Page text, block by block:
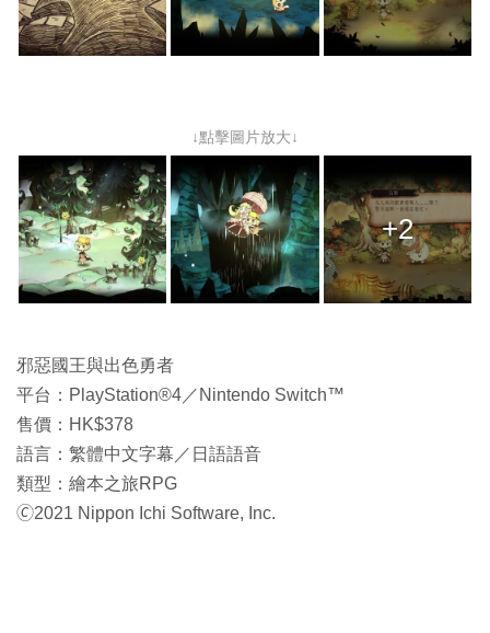
↓點擊圖片放大↓
+2
邪惡國王與出色勇者
平台：PlayStation®4／Nintendo Switch™
售價：HK$378
語言：繁體中文字幕／日語語音
類型：繪本之旅RPG
🄫2021 Nippon Ichi Software, Inc.